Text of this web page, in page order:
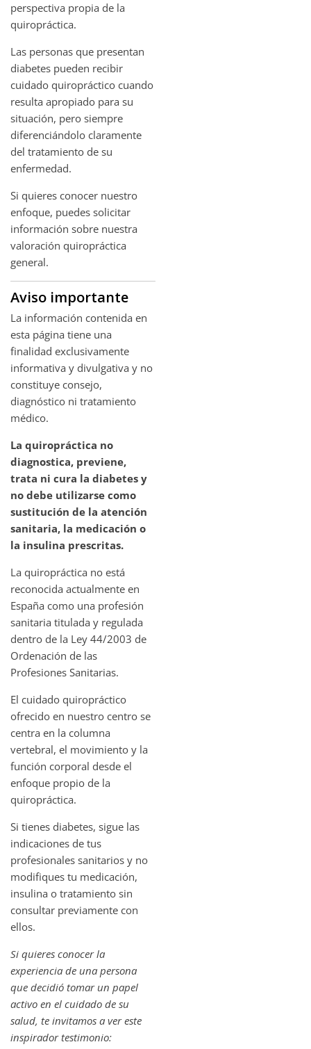
perspectiva propia de la
quiropráctica.
Las personas que presentan
diabetes pueden recibir
cuidado quiropráctico cuando
resulta apropiado para su
situación, pero siempre
diferenciándolo claramente
del tratamiento de su
enfermedad.
Si quieres conocer nuestro
enfoque, puedes solicitar
información sobre nuestra
valoración quiropráctica
general.
Aviso importante
La información contenida en
esta página tiene una
finalidad exclusivamente
informativa y divulgativa y no
constituye consejo,
diagnóstico ni tratamiento
médico.
La quiropráctica no
diagnostica, previene,
trata ni cura la diabetes y
no debe utilizarse como
sustitución de la atención
sanitaria, la medicación o
la insulina prescritas.
La quiropráctica no está
reconocida actualmente en
España como una profesión
sanitaria titulada y regulada
dentro de la Ley 44/2003 de
Ordenación de las
Profesiones Sanitarias.
El cuidado quiropráctico
ofrecido en nuestro centro se
centra en la columna
vertebral, el movimiento y la
función corporal desde el
enfoque propio de la
quiropráctica.
Si tienes diabetes, sigue las
indicaciones de tus
profesionales sanitarios y no
modifiques tu medicación,
insulina o tratamiento sin
consultar previamente con
ellos.
Si quieres conocer la
experiencia de una persona
que decidió tomar un papel
activo en el cuidado de su
salud, te invitamos a ver este
inspirador testimonio: